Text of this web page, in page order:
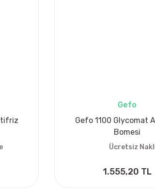
Gefo
Gefo 1100 Glycomat
Bomesi
Ücretsiz
1.555,20 TL